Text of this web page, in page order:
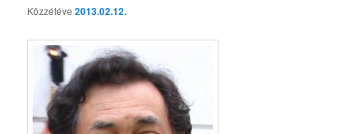
Közzétéve2013.02.12.